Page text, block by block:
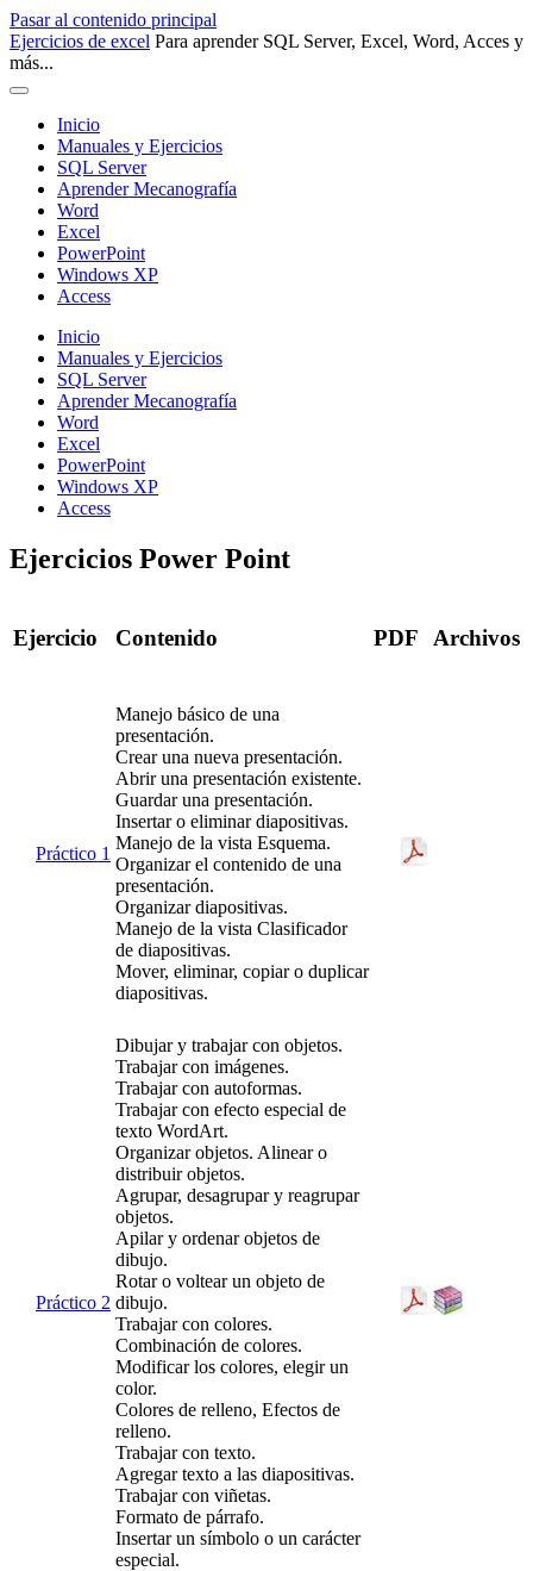
Pasar al contenido principal
Ejercicios de excel Para aprender SQL Server, Excel, Word, Acces y
más...
Inicio
Manuales y Ejercicios
SQL Server
Aprender Mecanografía
Word
Excel
PowerPoint
Windows XP
Access
Inicio
Manuales y Ejercicios
SQL Server
Aprender Mecanografía
Word
Excel
PowerPoint
Windows XP
Access
Ejercicios Power Point
Ejercicio Contenido PDF Archivos
Práctico 1
Manejo básico de una
presentación.
Crear una nueva presentación.
Abrir una presentación existente.
Guardar una presentación.
Insertar o eliminar diapositivas.
Manejo de la vista Esquema.
Organizar el contenido de una
presentación.
Organizar diapositivas.
Manejo de la vista Clasificador
de diapositivas.
Mover, eliminar, copiar o duplicar
diapositivas.
Práctico 2
Dibujar y trabajar con objetos.
Trabajar con imágenes.
Trabajar con autoformas.
Trabajar con efecto especial de
texto WordArt.
Organizar objetos. Alinear o
distribuir objetos.
Agrupar, desagrupar y reagrupar
objetos.
Apilar y ordenar objetos de
dibujo.
Rotar o voltear un objeto de
dibujo.
Trabajar con colores.
Combinación de colores.
Modificar los colores, elegir un
color.
Colores de relleno, Efectos de
relleno.
Trabajar con texto.
Agregar texto a las diapositivas.
Trabajar con viñetas.
Formato de párrafo.
Insertar un símbolo o un carácter
especial.